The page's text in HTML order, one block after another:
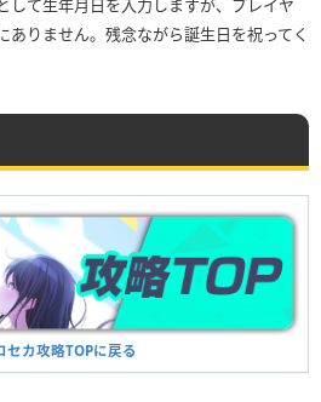
して生年月日を入力しますが、プレイヤ
ありません。残念ながら誕生日を祝ってく
カ攻略TOPに戻る